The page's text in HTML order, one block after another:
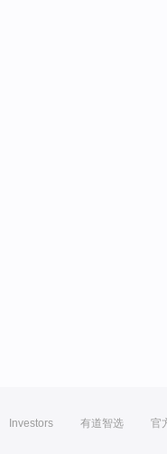
Investors 有道智选 官